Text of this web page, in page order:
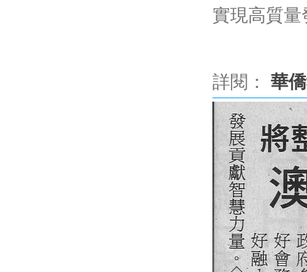
實現高質
詳閱： 華